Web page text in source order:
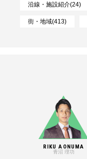
沿線・施設紹介(24)
街・地域(413)
RIKU AONUMA
青沼 理功